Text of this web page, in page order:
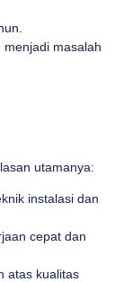
masalah
utamanya:
instalasi dan
cepat dan
atas kualitas